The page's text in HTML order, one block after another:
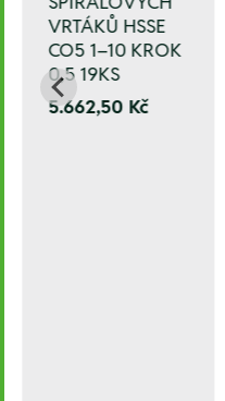
VRTÁKŮ HSSE
CO5 1–10 KROK
0,5 19KS
5.662,50 Kč